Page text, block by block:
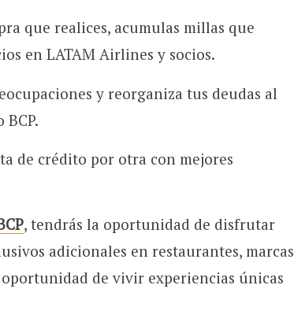
que realices, acumulas millas que
en LATAM Airlines y socios.
y reorganiza tus deudas al
de crédito por otra con mejores
, tendrás la oportunidad de disfrutar
adicionales en restaurantes, marcas
de vivir experiencias únicas